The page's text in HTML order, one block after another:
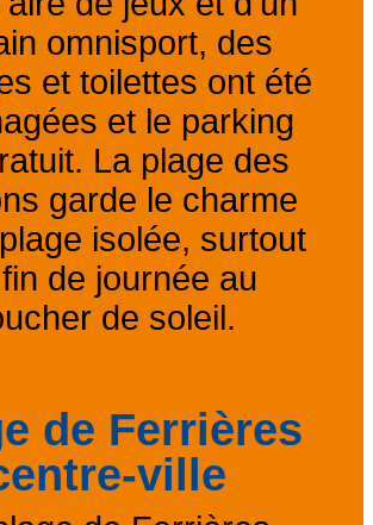
omnisport, des
et toilettes ont été
et le parking
La plage des
garde le charme
isolée, surtout
de journée au
de soleil.
de Ferrières
ville